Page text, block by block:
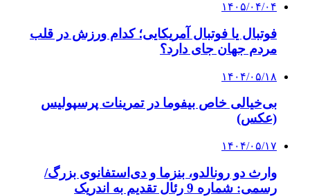
۱۴۰۵/۰۴/۰۴
فوتبال یا فوتبال آمریکایی؛ کدام ورزش در قلب
مردم جهان جای دارد؟
۱۴۰۴/۰۵/۱۸
بی‌خیالی خاص بیفوما در تمرینات پرسپولیس
(عکس)
۱۴۰۴/۰۵/۱۷
وارث دو رونالدو، بنزما و دی‌استفانوی بزرگ/
رسمی: شماره 9 رئال تقدیم به اندریک